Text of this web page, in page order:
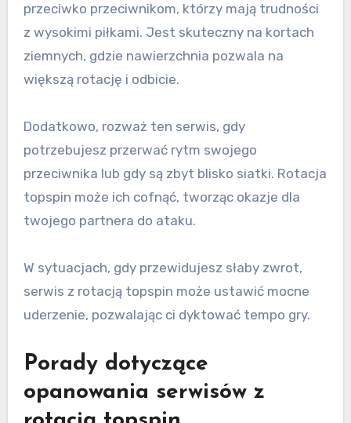
przeciwko przeciwnikom, którzy mają trudności
z wysokimi piłkami. Jest skuteczny na kortach
ziemnych, gdzie nawierzchnia pozwala na
większą rotację i odbicie.
Dodatkowo, rozważ ten serwis, gdy
potrzebujesz przerwać rytm swojego
przeciwnika lub gdy są zbyt blisko siatki. Rotacja
topspin może ich cofnąć, tworząc okazje dla
twojego partnera do ataku.
W sytuacjach, gdy przewidujesz słaby zwrot,
serwis z rotacją topspin może ustawić mocne
uderzenie, pozwalając ci dyktować tempo gry.
Porady dotyczące
opanowania serwisów z